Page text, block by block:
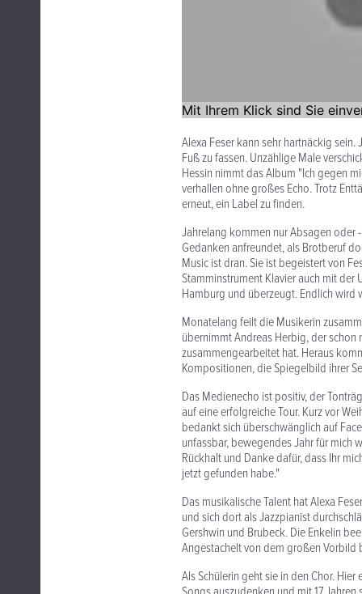
Alexa Feser kann sehr hartnäckig
Fuß zu fassen. Unzählige Male
Hessin nimmt das Album "Ich gegen
verhallen ohne großes Echo. Trotz
erneut, ein Label zu finden.
Jahrelang kommen nur Absagen oder
Gedanken anfreundet, als Brotberuf
Music ist dran. Sie ist begeistert von
Stamminstrument Klavier auch mit der
Hamburg und überzeugt. Endlich wird
Monatelang feilt die Musikerin
übernimmt Andreas Herbig, der
zusammengearbeitet hat. Heraus
Kompositionen, die Spiegelbild ihrer
Das Medienecho ist positiv, der
auf eine erfolgreiche Tour. Kurz vor
bedankt sich überschwänglich auf
unfassbar, bewegendes Jahr für mich
Rückhalt und Danke dafür, dass Ihr
jetzt gefunden habe."
Das musikalische Talent hat Alexa
und sich dort als Jazzpianist
Gershwin und Brubeck. Die Enkelin
Angestachelt von dem großen Vorbild
Als Schülerin geht sie in den Chor.